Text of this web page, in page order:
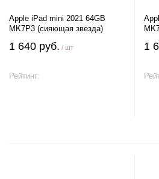
Apple iPad mini 2021 64GB
MK7P3 (сияющая звезда)
1 640 руб. / шт
Рейтинг:
1